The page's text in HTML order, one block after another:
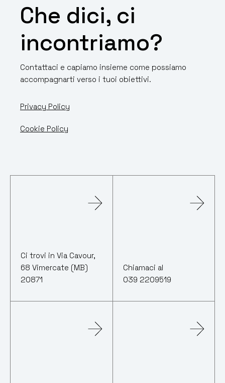
Che dici, ci
incontriamo?
Contattaci e capiamo insieme come possiamo
accompagnarti verso i tuoi obiettivi.
Privacy Policy
Cookie Policy
Ci trovi in Via Cavour,
68 Vimercate (MB)
20871
Chiamaci al
039 2209519